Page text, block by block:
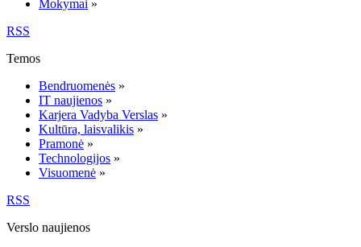
Mokymai »
RSS
Temos
Bendruomenės »
IT naujienos »
Karjera Vadyba Verslas »
Kultūra, laisvalikis »
Pramonė »
Technologijos »
Visuomenė »
RSS
Verslo naujienos